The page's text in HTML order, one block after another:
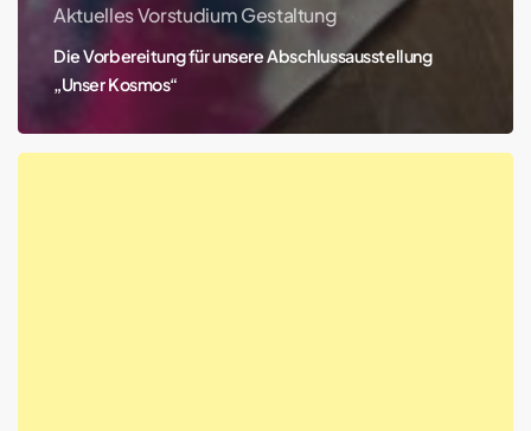
Aktuelles Vorstudium Gestaltung
Die Vorbereitung für unsere Abschlussausstellung
„Unser Kosmos“